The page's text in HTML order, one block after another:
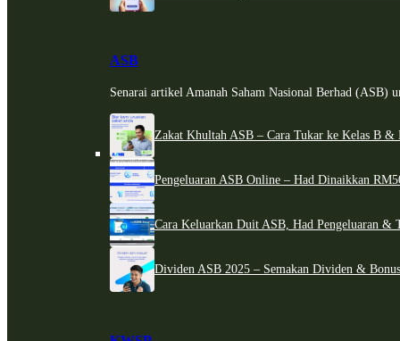
ASB
Senarai artikel Amanah Saham Nasional Berhad (ASB)
Zakat Khultah ASB – Cara Tukar ke Kelas B &
Pengeluaran ASB Online – Had Dinaikkan
Cara Keluarkan Duit ASB, Had Pengeluaran &
Dividen ASB 2025 – Semakan Dividen &